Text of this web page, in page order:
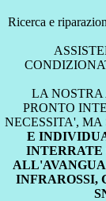
Ricerca e
LA NOSTRA
PRONTO
NECESSITA',
E
INTERRATE
INFRAROSSI,